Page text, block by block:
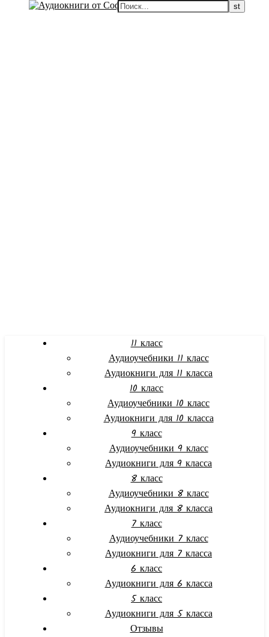
11 класс
Аудиоучебники 11 класс
Аудиокниги для 11 класса
10 класс
Аудиоучебники 10 класс
Аудиокниги для 10 класса
9 класс
Аудиоучебники 9 класс
Аудиокниги для 9 класса
8 класс
Аудиоучебники 8 класс
Аудиокниги для 8 класса
7 класс
Аудиоучебники 7 класс
Аудиокниги для 7 класса
6 класс
Аудиокниги для 6 класса
5 класс
Аудиокниги для 5 класса
Отзывы